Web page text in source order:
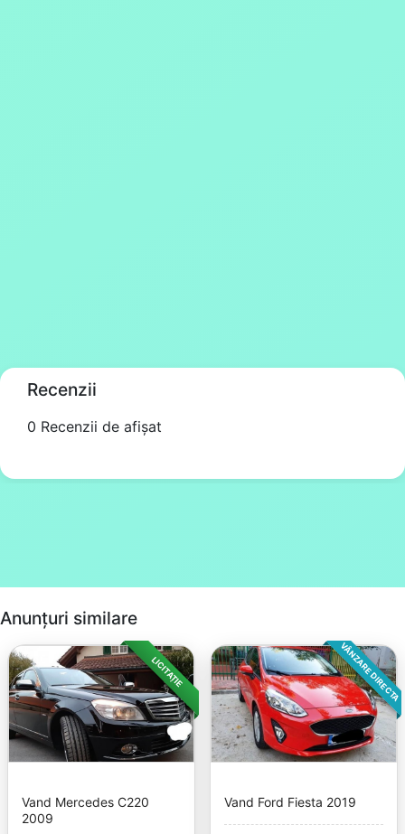
Recenzii
0 Recenzii de afișat
Anunțuri similare
LICITAȚIE
Vand Mercedes C220
2009
VÂNZARE DIRECTA
Vand Ford Fiesta 2019